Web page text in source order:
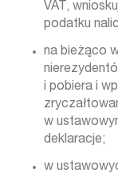
VAT,
podatku
na bieżąco
i pobiera i
w
deklaracje;
w